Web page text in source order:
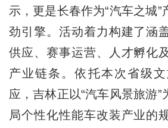
示，更是长春作为“汽车之城”
劲引擎。活动着力构建了涵
供应、赛事运营、人才孵化
产业链条。依托本次省级
应，吉林正以“汽车风景旅游
局个性化性能车改装产业的